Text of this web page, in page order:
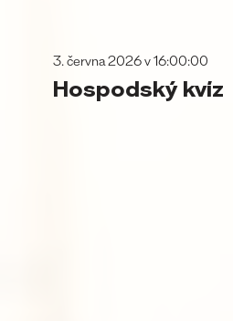
3. června 2026 v 16:00:00
Hospodský kvíz